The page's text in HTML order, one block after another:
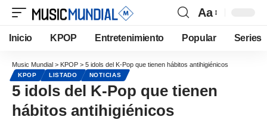
Aa
Inicio KPOP Entretenimiento Popular Series
Music Mundial > KPOP > 5 idols del K-Pop que tienen hábitos antihigiénicos
KPOP LISTADO NOTICIAS
5 idols del K-Pop que tienen
hábitos antihigiénicos